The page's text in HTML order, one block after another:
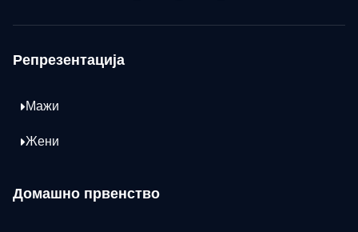
Репрезентација
Мажи
Жени
Домашно првенство